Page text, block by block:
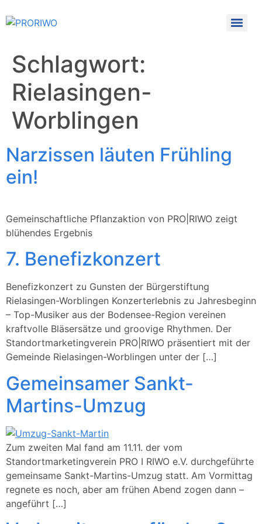
Schlagwort:
Rielasingen-
Worblingen
Narzissen läuten Frühling
ein!
Gemeinschaftliche Pflanzaktion von PRO|RIWO zeigt
blühendes Ergebnis
7. Benefizkonzert
Benefizkonzert zu Gunsten der Bürgerstiftung
Rielasingen-Worblingen Konzerterlebnis zu Jahresbeginn
– Top-Musiker aus der Bodensee-Region vereinen
kraftvolle Bläsersätze und groovige Rhythmen. Der
Standortmarketingverein PRO|RIWO präsentiert mit der
Gemeinde Rielasingen-Worblingen unter der […]
Gemeinsamer Sankt-
Martins-Umzug
Zum zweiten Mal fand am 11.11. der vom
Standortmarketingverein PRO I RIWO e.V. durchgeführte
gemeinsame Sankt-Martins-Umzug statt. Am Vormittag
regnete es noch, aber am frühen Abend zogen dann –
angeführt […]